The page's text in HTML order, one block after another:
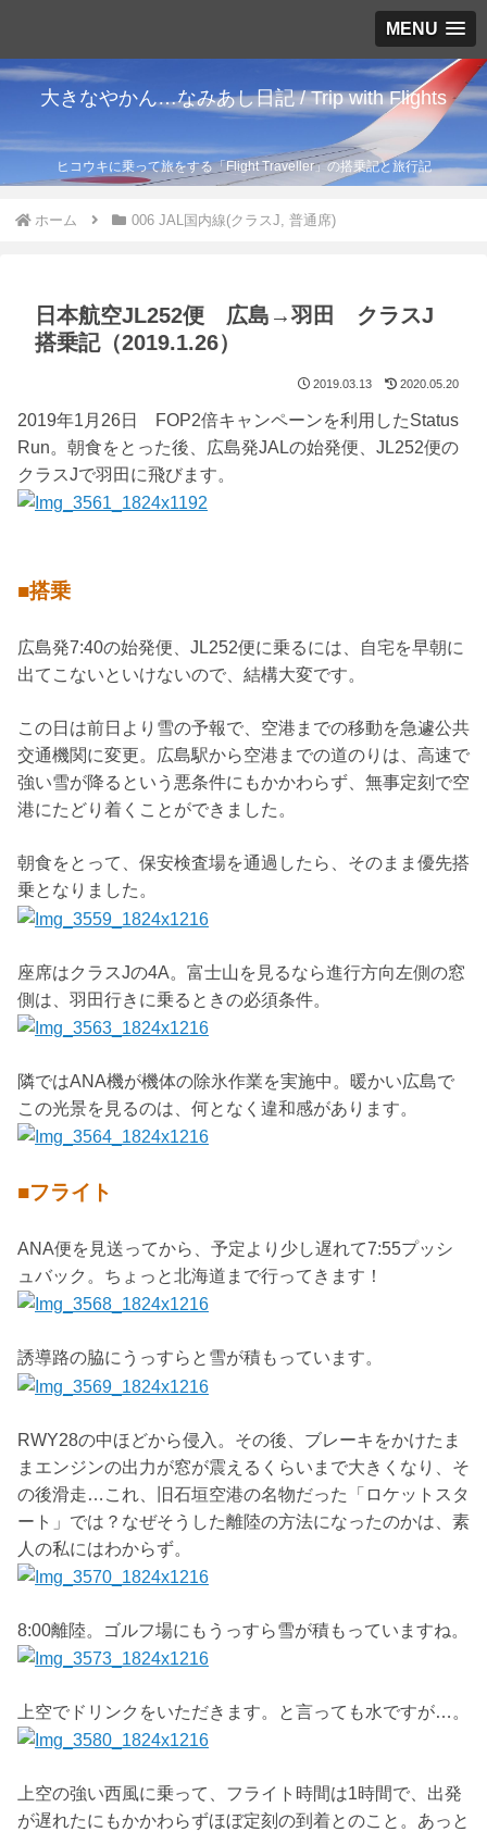
MENU
大きなやかん…なみあし日記 / Trip with Flights
ヒコウキに乗って旅をする「Flight Traveller」の搭乗記と旅行記
ホーム 006 JAL国内線(クラスJ, 普通席)
日本航空JL252便 広島→羽田 クラスJ
搭乗記（2019.1.26）
2019.03.13 2020.05.20
2019年1月26日 FOP2倍キャンペーンを利用したStatus
Run。朝食をとった後、広島発JALの始発便、JL252便の
クラスJで羽田に飛びます。
■搭乗
広島発7:40の始発便、JL252便に乗るには、自宅を早朝に
出てこないといけないので、結構大変です。
この日は前日より雪の予報で、空港までの移動を急遽公共
交通機関に変更。広島駅から空港までの道のりは、高速で
強い雪が降るという悪条件にもかかわらず、無事定刻で空
港にたどり着くことができました。
朝食をとって、保安検査場を通過したら、そのまま優先搭
乗となりました。
座席はクラスJの4A。富士山を見るなら進行方向左側の窓
側は、羽田行きに乗るときの必須条件。
隣ではANA機が機体の除氷作業を実施中。暖かい広島で
この光景を見るのは、何となく違和感があります。
■フライト
ANA便を見送ってから、予定より少し遅れて7:55プッシ
ュバック。ちょっと北海道まで行ってきます！
誘導路の脇にうっすらと雪が積もっています。
RWY28の中ほどから侵入。その後、ブレーキをかけたま
まエンジンの出力が窓が震えるくらいまで大きくなり、そ
の後滑走…これ、旧石垣空港の名物だった「ロケットスタ
ート」では？なぜそうした離陸の方法になったのかは、素
人の私にはわからず。
8:00離陸。ゴルフ場にもうっすら雪が積もっていますね。
上空でドリンクをいただきます。と言っても水ですが…。
上空の強い西風に乗って、フライト時間は1時間で、出発
が遅れたにもかかわらずほぼ定刻の到着とのこと。あっと